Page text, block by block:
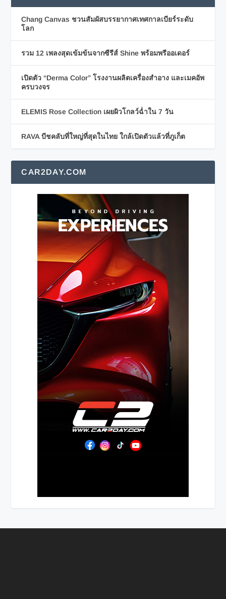
Chang Canvas ชวนสัมผัสบรรยากาศเทศกาลเบียร์ระดับ
โลก
รวม 12 เพลงสุดเข้มข้นจากซีรีส์ Shine พร้อมพรีออเดอร์
เปิดตัว “Derma Color” โรงงานผลิตเครื่องสำอาง และเมคอัพ
ครบวงจร
ELEMIS Rose Collection เผยผิวโกลว์ฉ่ำใน 7 วัน
RAVA บีชคลับที่ใหญ่ที่สุดในไทย ใกล้เปิดตัวแล้วที่ภูเก็ต
CAR2DAY.COM